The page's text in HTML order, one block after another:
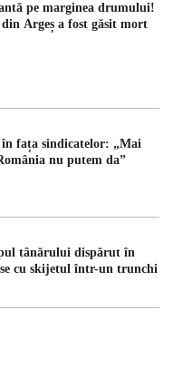
pe marginea drumului!
Argeș a fost găsit mort
în fața sindicatelor: „Mai
nu putem da”
tânărului dispărut în
cu skijetul într-un trunchi